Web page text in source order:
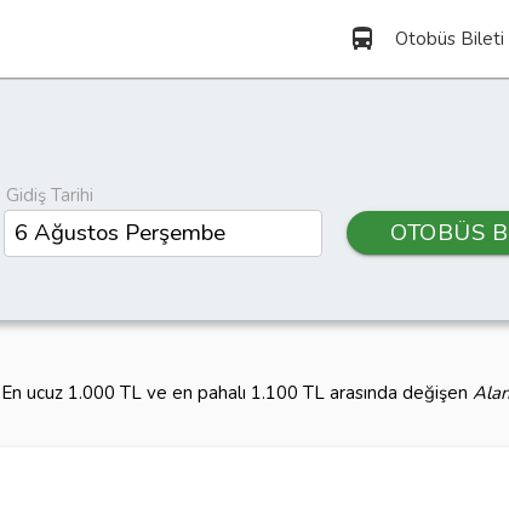
directions_bus Otobüs Bileti
Gidiş Tarihi
OTOBÜS
ucuz 1.000 TL ve en pahalı 1.100 TL arasında değişen